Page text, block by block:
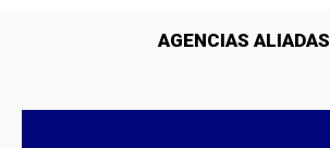
AGENCIAS ALIADAS